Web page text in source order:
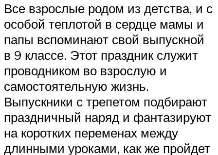
Все взрослые родом из детства, и с
особой теплотой в сердце мамы и
папы вспоминают свой выпускной
в 9 классе. Этот праздник служит
проводником во взрослую и
самостоятельную жизнь.
Выпускники с трепетом подбирают
праздничный наряд и фантазируют
на коротких переменах между
длинными уроками, как же пройдет